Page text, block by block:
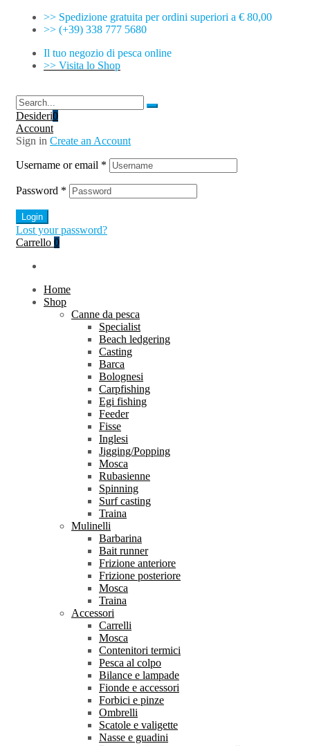
>> Spedizione gratuita per ordini superiori a € 80,00
>> (+39) 338 777 5680
Il tuo negozio di pesca online
>> Visita lo Shop
Desideri0
Account
Sign in Create an Account
Username or email *
Password *
Login
Lost your password?
Carrello 0
Home
Shop
Canne da pesca
Specialist
Beach ledgering
Casting
Barca
Bolognesi
Carpfishing
Egi fishing
Feeder
Fisse
Inglesi
Jigging/Popping
Mosca
Rubasienne
Spinning
Surf casting
Traina
Mulinelli
Barbarina
Bait runner
Frizione anteriore
Frizione posteriore
Mosca
Traina
Accessori
Carrelli
Mosca
Contenitori termici
Pesca al colpo
Bilance e lampade
Fionde e accessori
Forbici e pinze
Ombrelli
Scatole e valigette
Nasse e guadini